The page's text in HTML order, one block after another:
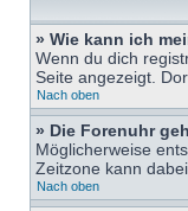
» Wie kann ich
Wenn du dich
Seite angezeigt.
Nach oben
» Die Forenuhr
Möglicherweise
Zeitzone kann
Nach oben